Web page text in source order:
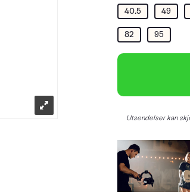
40.5
49
82 95
Utsendelser kan